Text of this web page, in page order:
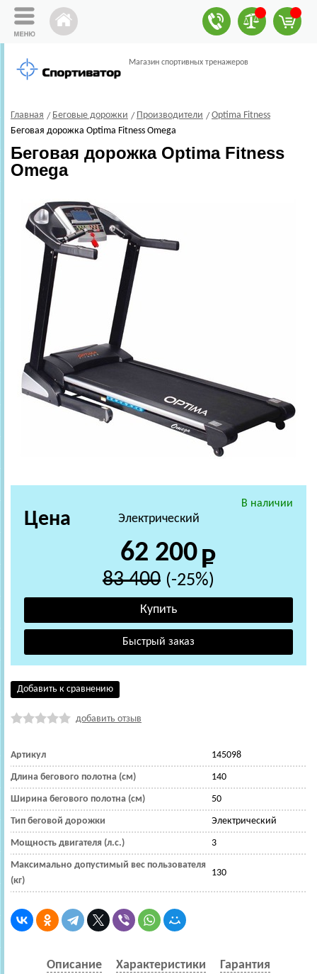
Магазин спортивных тренажеров
Главная Беговые дорожки Производители
Optima Fitness
Беговая дорожка Optima Fitness Omega
Беговая дорожка Optima Fitness
Omega
В наличии
Электрический
Цена
62 200
83 400 (-25%)
Добавить к сравнению
добавить отзыв
Артикул 145098
Длина бегового полотна (см) 140
Ширина бегового полотна (см) 50
Тип беговой дорожки Электрический
Мощность двигателя (л.с.) 3
Максимально допустимый вес пользователя
(кг)
130
Описание Характеристики
Гарантия